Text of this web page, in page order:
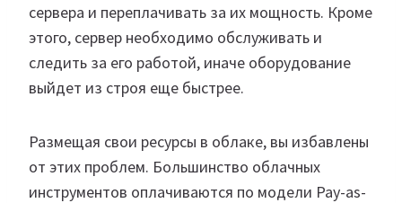
сервера и переплачивать за их мощность. Кроме
этого, сервер необходимо обслуживать и
следить за его работой, иначе оборудование
выйдет из строя еще быстрее.
Размещая свои ресурсы в облаке, вы избавлены
от этих проблем. Большинство облачных
инструментов оплачиваются по модели Pay-as-